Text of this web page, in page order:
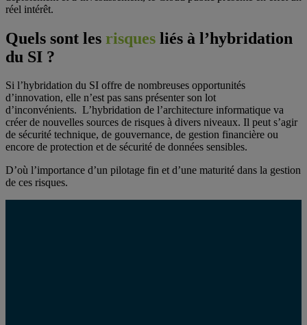
réel intérêt.
Quels sont les risques liés à l’hybridation
du SI ?
Si l’hybridation du SI offre de nombreuses opportunités
d’innovation, elle n’est pas sans présenter son lot
d’inconvénients. L’hybridation de l’architecture informatique va
créer de nouvelles sources de risques à divers niveaux. Il peut s’agir
de sécurité technique, de gouvernance, de gestion financière ou
encore de protection et de sécurité de données sensibles.
D’où l’importance d’un pilotage fin et d’une maturité dans la gestion
de ces risques.